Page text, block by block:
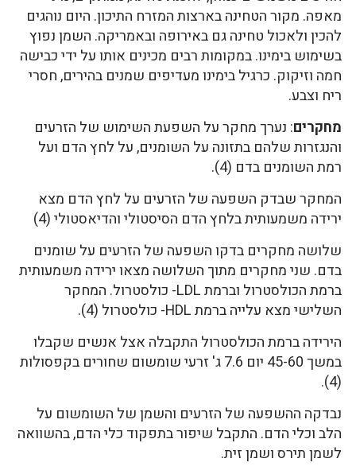
מאפה. מקור הטחינה בארצות המזרח התיכון. היום נוהגים
להכין ולאכול טחינה גם באירופה ובאמריקה. השמן נפוץ
בשימוש בימינו. במקומות רבים מכינים אותו על ידי כבישה
חמה וזיקוק. כרגיל בימינו מעדיפים שמנים בהירים, חסרי
ריח וצבע.
מחקרים: נערך מחקר על השפעת השימוש של הזרעים
והנגזרות שלהם בתזונה על השומנים, על לחץ הדם ועל
רמת השומנים בדם (4).
המחקר שבדק השפעה של הזרעים על לחץ הדם מצא
ירידה משמעותית בלחץ הדם הסיסטולי והדיאסטולי (4)
שלושה מחקרים בדקו השפעה של הזרעים על שומנים
בדם. שני מחקרים מתוך השלושה מצאו ירידה משמעותית
ברמת הכולסטרול וברמת LDL- כולסטרול. המחקר
השלישי מצא עלייה ברמת HDL- כולסטרול (4).
הירידה ברמת הכולסטרול התקבלה אצל אנשים שקבלו
במשך 45-60 יום 7.6 ג' זרעי שומשום שחורים בקפסולות
(4).
נבדקה ההשפעה של הזרעים והשמן של השומשום על
הלב וכלי הדם. התקבל שיפור בתפקוד כלי הדם, בהשוואה
לשמן תירס ושמן זית.